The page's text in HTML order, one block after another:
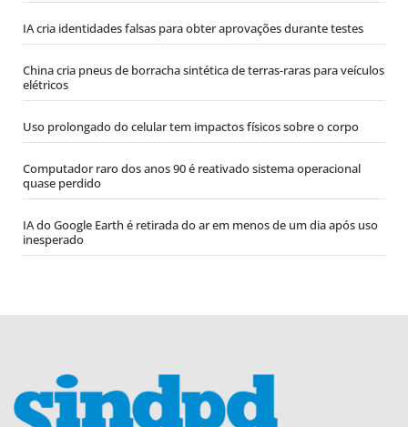
IA cria identidades falsas para obter aprovações durante testes
China cria pneus de borracha sintética de terras-raras para veículos
elétricos
Uso prolongado do celular tem impactos físicos sobre o corpo
Computador raro dos anos 90 é reativado sistema operacional
quase perdido
IA do Google Earth é retirada do ar em menos de um dia após uso
inesperado